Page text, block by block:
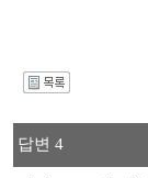
답변 4